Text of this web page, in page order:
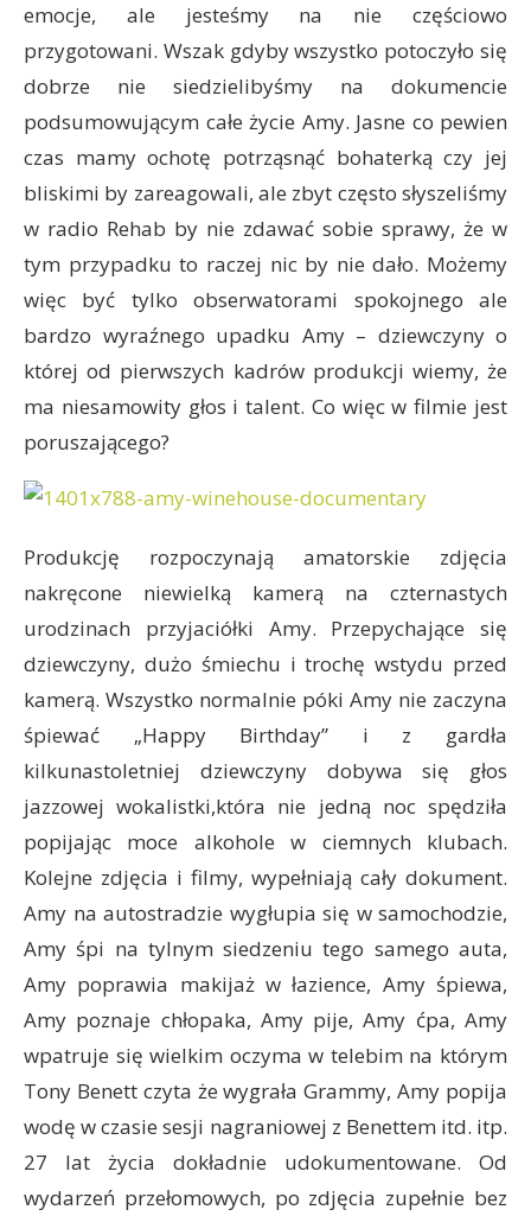
emocje, ale jesteśmy na nie częściowo
przygotowani. Wszak gdyby wszystko potoczyło się
dobrze nie siedzielibyśmy na dokumencie
podsumowującym całe życie Amy. Jasne co pewien
czas mamy ochotę potrząsnąć bohaterką czy jej
bliskimi by zareagowali, ale zbyt często słyszeliśmy
w radio Rehab by nie zdawać sobie sprawy, że w
tym przypadku to raczej nic by nie dało. Możemy
więc być tylko obserwatorami spokojnego ale
bardzo wyraźnego upadku Amy – dziewczyny o
której od pierwszych kadrów produkcji wiemy, że
ma niesamowity głos i talent. Co więc w filmie jest
poruszającego?
Produkcję rozpoczynają amatorskie zdjęcia
nakręcone niewielką kamerą na czternastych
urodzinach przyjaciółki Amy. Przepychające się
dziewczyny, dużo śmiechu i trochę wstydu przed
kamerą. Wszystko normalnie póki Amy nie zaczyna
śpiewać „Happy Birthday” i z gardła
kilkunastoletniej dziewczyny dobywa się głos
jazzowej wokalistki,która nie jedną noc spędziła
popijając moce alkohole w ciemnych klubach.
Kolejne zdjęcia i filmy, wypełniają cały dokument.
Amy na autostradzie wygłupia się w samochodzie,
Amy śpi na tylnym siedzeniu tego samego auta,
Amy poprawia makijaż w łazience, Amy śpiewa,
Amy poznaje chłopaka, Amy pije, Amy ćpa, Amy
wpatruje się wielkim oczyma w telebim na którym
Tony Benett czyta że wygrała Grammy, Amy popija
wodę w czasie sesji nagraniowej z Benettem itd. itp.
27 lat życia dokładnie udokumentowane. Od
wydarzeń przełomowych, po zdjęcia zupełnie bez